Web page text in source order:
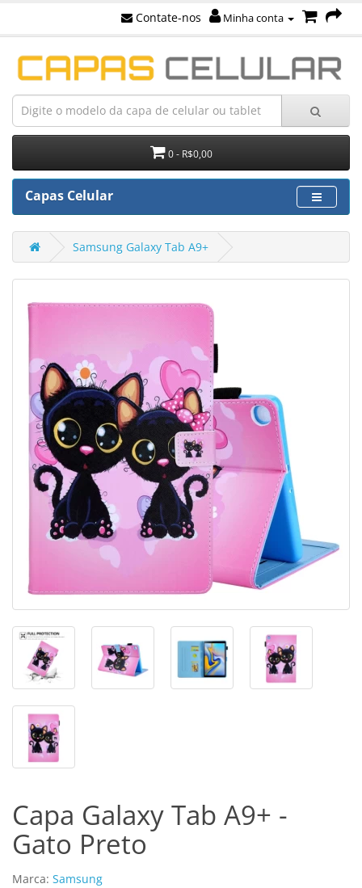
Contate-nos Minha conta
0 - R$0,00
Capas Celular
Samsung Galaxy Tab A9+
Capa Galaxy Tab A9+ -
Gato Preto
Marca: Samsung